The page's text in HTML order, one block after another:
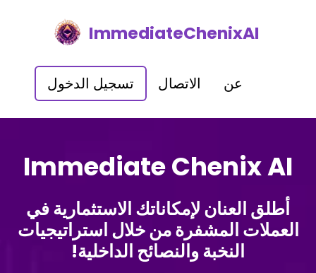
ImmediateChenixAI
عن الاتصال تسجيل الدخول
Immediate Chenix AI
أطلق العنان لإمكاناتك الاستثمارية في
العملات المشفرة من خلال استراتيجيات
النخبة والنصائح الداخلية!